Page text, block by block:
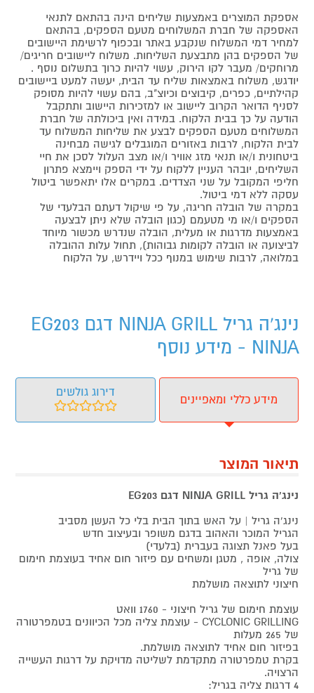
אספקת המוצרים באמצעות שליחים הינה בהתאם לתנאי
האספקה של חברת המשלוחים מטעם הספקים, בהתאם
למחיר דמי המשלוח שנקבע באתר ובכפוף לרשימת היישובים
של הספקים בהן מתבצעת השליחות. משלוח ליישובים חריגים/
מרוחקים/ מעבר לקו הירוק, עשוי להיות כרוך בתשלום נוסף .
יודגש, משלוח באמצאות שליח עד הבית, יעשה למעט ביישובים
קהילתיים, כפרים, קיבוצים וכיוצ"ב, בהם עשוי להיות מסופק
לסניף הדואר הקרוב ליישוב או למזכירות היישוב ותתקבל
הודעה על כך בבית הלקוח. במידה ואין ביכולתה של חברת
המשלוחים מטעם הספקים לבצע את שליחות המשלוח עד
לבית הלקוח, לרבות באזורים המוגבלים לגישה מבחינה
ביטחונית ו/או תנאי מזג אוויר ו/או מצב העלול לסכן את חיי
השליחים, יובהר העניין ללקוח על ידי הספק ויימצא פתרון
חליפי המקובל על שני הצדדים. במקרים אלו יתאפשר ביטול
עסקה ללא דמי ביטול.
במקרה של הובלה חריגה, על פי שיקול דעתם הבלעדי של
הספקים ו/או מי מטעמם (כגון הובלה שלא ניתן לבצעה
באמצעות מדרגות או מעלית, הובלה שנדרש מכשור מיוחד
לביצועה או הובלה לקומות גבוהות), תחול עלות ההובלה
במלואה, לרבות שימוש במנוף ככל ויידרש, על הלקוח
נינג'ה גריל NINJA GRILL דגם EG203
NINJA - מידע נוסף
מידע כללי ומאפיינים
דירוג גולשים
תיאור המוצר
נינג'ה גריל NINJA GRILL דגם EG203
נינג'ה גריל | על האש בתוך הבית בלי כל העשן מסביב
הגריל המוכר והאהוב בדגם משופר ובעיצוב חדש
בעל פאנל תצוגה בעברית (בלעדי)
צולה, אופה , מטגן ומשחים עם פיזור חום אחיד בעוצמת חימום
של גריל
חיצוני לתוצאה מושלמת
עוצמת חימום של גריל חיצוני - 1760 וואט
CYCLONIC GRILLING - עוצמת צליה מכל הכיוונים בטמפרטורה
של 265 מעלות
בפיזור חום אחיד לתוצאה מושלמת.
בקרת טמפרטורה מתקדמת לשליטה מדויקת על דרגות העשייה
הרצויה.
4 דרגות צליה בגריל: